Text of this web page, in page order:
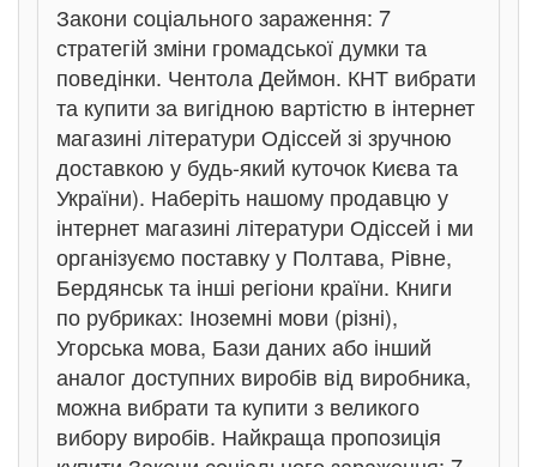
Закони соціального зараження: 7
стратегій зміни громадської думки та
поведінки. Чентола Деймон. КНТ вибрати
та купити за вигідною вартістю в інтернет
магазині літератури Одіссей зі зручною
доставкою у будь-який куточок Києва та
України). Наберіть нашому продавцю у
інтернет магазині літератури Одіссей і ми
організуємо поставку у Полтава, Рівне,
Бердянськ та інші регіони країни. Книги
по рубриках: Іноземні мови (різні),
Угорська мова, Бази даних або інший
аналог доступних виробів від виробника,
можна вибрати та купити з великого
вибору виробів. Найкраща пропозиція